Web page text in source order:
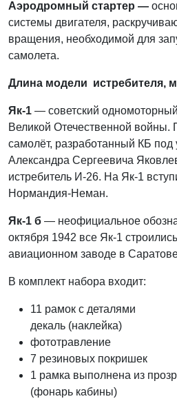
Аэродромный стартер —
системы двигателя,
вращения, необходимой для
самолета.
Длина модели истребителя,
Як-1 — советский
Великой Отечественной войны.
самолёт, разработанный КБ под
Александра Сергеевича
истребитель И-26. На Як-1
Нормандия-Неман.
Як-1 б — неофициальное
октября 1942 все Як-1
авиационном заводе в
В комплект набора входит:
11 рамок с деталями
декаль (наклейка)
фототравление
7 резиновых покришек
1 рамка выполнена из
(фонарь кабины)